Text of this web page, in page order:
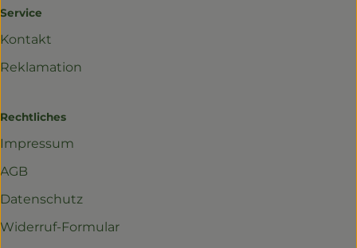
Service
Kontakt
Reklamation
Rechtliches
Impressum
AGB
Datenschutz
Widerruf-Formular